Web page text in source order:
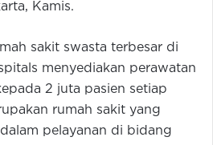
Kamis.
sakit swasta terbesar di
menyediakan perawatan
2 juta pasien setiap
rumah sakit yang
pelayanan di bidang